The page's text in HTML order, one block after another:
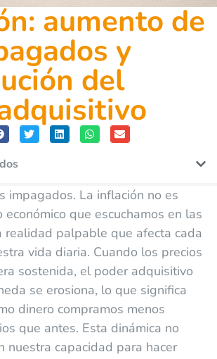
aumento de
y
del
impagados. La inflación no es
económico que escuchamos en las
realidad palpable que afecta cada
vida diaria. Cuando los precios
sostenida, el poder adquisitivo
se erosiona, lo que significa
dinero compramos menos
que antes. Esta dinámica no
nuestra capacidad para hacer